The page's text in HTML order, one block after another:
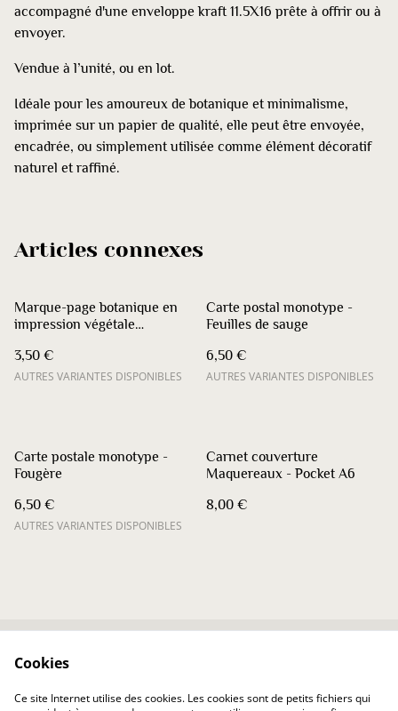
accompagné d'une enveloppe kraft 11.5X16 prête à offrir ou à
envoyer.
Vendue à l’unité, ou en lot.
Idéale pour les amoureux de botanique et minimalisme,
imprimée sur un papier de qualité, elle peut être envoyée,
encadrée, ou simplement utilisée comme élément décoratif
naturel et raffiné.
Articles connexes
Marque-page botanique en
impression végétale
millefeuille
3,50 €
AUTRES VARIANTES DISPONIBLES
Carte postal monotype -
Feuilles de sauge
6,50 €
AUTRES VARIANTES DISPONIBLES
Carte postale monotype -
Fougère
6,50 €
AUTRES VARIANTES DISPONIBLES
Carnet couverture
Maquereaux - Pocket A6
8,00 €
confidentialité
Cookies
Ce site Internet utilise des cookies. Les cookies sont de petits fichiers qui